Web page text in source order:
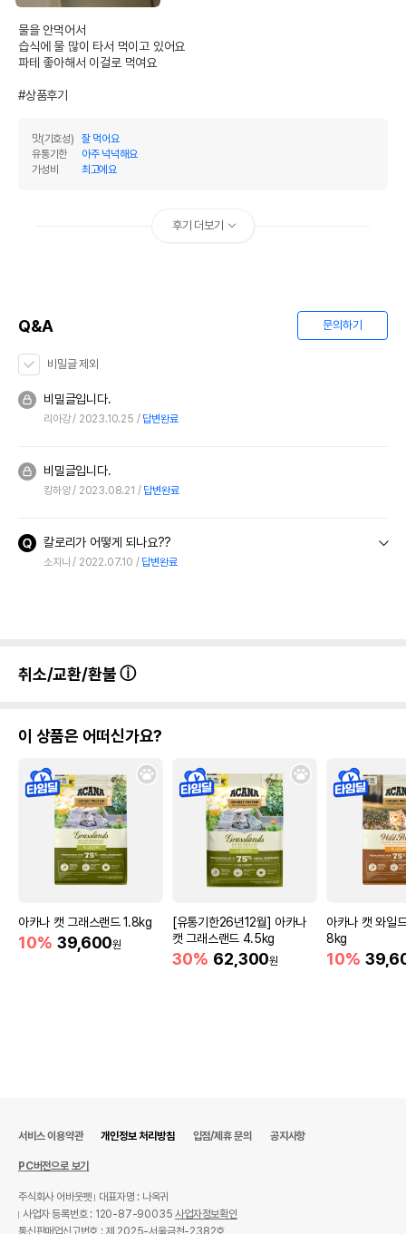
법에 의한 인증,허가 등을
받았음을 확인할수 있는
전화번호
유통기한을 따릅니다.
물을 안먹어서
습식에 물 많이 타서 먹이고 있어요
파테 좋아해서 이걸로 먹여요
#상품후기
맛(기호성)
잘 먹어요
유통기한
아주 넉넉해요
가성비
최고에요
후기 더보기
Q&A 문의하기
비밀글 제외
비밀글입니다.
리아강 2023.10.25 답변완료
비밀글입니다.
킹하양 2023.08.21 답변완료
칼로리가 어떻게 되나요??
소지니 2022.07.10 답변완료
취소/교환/환불
이 상품은 어떠신가요?
아카나 캣 그래스랜드 1.8kg
10% 39,600원
[유통기한26년12월] 아카나
캣 그래스랜드 4.5kg
30% 62,300원
아카나 캣 와일
8kg
10%
서비스 이용약관 개인정보 처리방침 입점/제휴 문의 공지사항
PC버전으로 보기
주식회사 어바웃펫
대표자명 : 나옥귀
사업자 등록번호 : 120-87-90035사업자정보확인
통신판매업신고번호 : 제 2025-서울금천-2382호